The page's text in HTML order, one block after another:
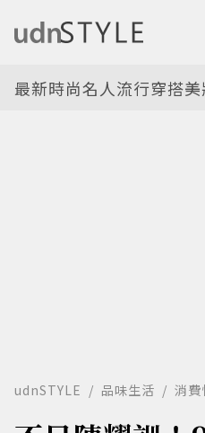
最新時尚名人流行穿搭
udnSTYLE 品味生活 消費